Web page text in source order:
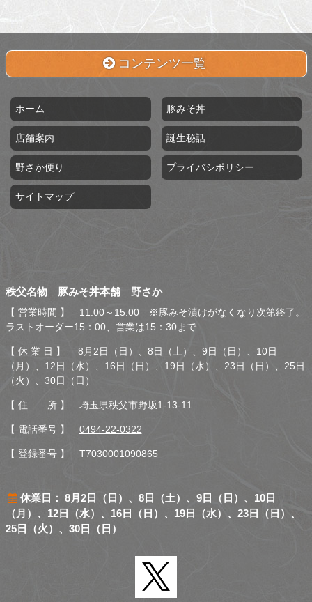
コンテンツ一覧
ホーム 豚みそ丼
店舗案内 誕生秘話
野さか便り プライバシポリシー
サイトマップ
秩父名物 豚みそ丼本舗 野
秩父名物 豚みそ丼本舗 野さか
【 営業時間 】 11:00～15:00 ※豚みそ漬けがなくなり次第終了。
ラストオーダー15：00、営業は15：30まで
【 休 業 日 】 8月2日（日）、8日（土）、9日（日）、10日
（月）、12日（水）、16日（日）、19日（水）、23日（日）、25日
（火）、30日（日）
【 住 所 】 埼玉県秩父市野坂1-13-11
【 電話番号 】 0494-22-0322
【 登録番号 】 T7030001090865
休業日： 8月2日（日）、8日（土）、9日（日）、10日
（月）、12日（水）、16日（日）、19日（水）、23日（日）、
25日（火）、30日（日）